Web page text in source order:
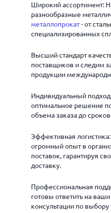
Широкий ассортимент:
разнообразные
металлопрокат- от
специализированных
Высший стандарт
поставщиков и следим
продукции
Индивидуальный
оптимальное решение
объема заказа до
Эффективная
огромный опыт в
поставок, гарантируя
доставку.
Профессиональная
готовы ответить на
консультации по